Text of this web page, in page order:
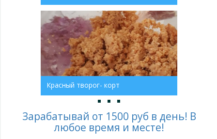
Красный творог- корт
Зарабатывай от 1500 руб в день! В
любое время и месте!